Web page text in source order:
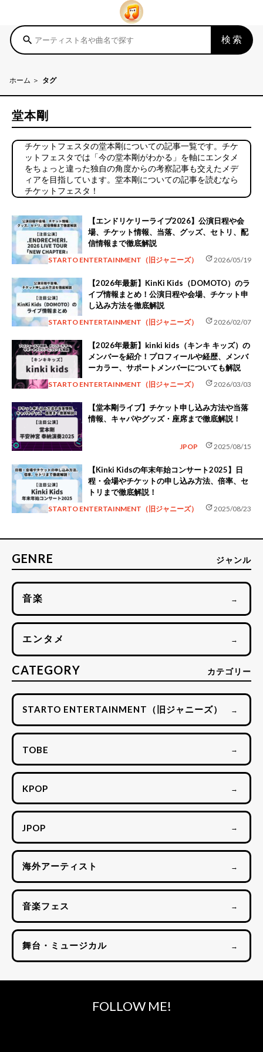
search 検索
ホーム タグ
堂本剛
チケットフェスタの堂本剛についての記事一覧です。チケ
ットフェスタでは「今の堂本剛がわかる」を軸にエンタメ
をちょっと違った独自の角度からの考察記事も交えたメデ
ィアを目指しています。堂本剛についての記事を読むなら
チケットフェスタ！
【エンドリケリーライブ2026】公演日程や会
場、チケット情報、当落、グッズ、セトリ、配
信情報まで徹底解説
STARTO ENTERTAINMENT（旧ジャニーズ） update2026/05/19
【2026年最新】KinKi Kids（DOMOTO）のラ
イブ情報まとめ！公演日程や会場、チケット申
し込み方法を徹底解説
STARTO ENTERTAINMENT（旧ジャニーズ） update2026/02/07
【2026年最新】kinki kids（キンキ キッズ）の
メンバーを紹介！プロフィールや経歴、メンバ
ーカラー、サポートメンバーについても解説
STARTO ENTERTAINMENT（旧ジャニーズ） update2026/03/03
【堂本剛ライブ】チケット申し込み方法や当落
情報、キャパやグッズ・座席まで徹底解説！
JPOP update2025/08/15
【Kinki Kidsの年末年始コンサート2025】日
程・会場やチケットの申し込み方法、倍率、セ
トリまで徹底解説！
STARTO ENTERTAINMENT（旧ジャニーズ） update2025/08/23
GENRE ジャンル
音楽 →
エンタメ →
CATEGORY カテゴリー
STARTO ENTERTAINMENT（旧ジャニーズ） →
TOBE →
KPOP →
JPOP →
海外アーティスト →
音楽フェス →
舞台・ミュージカル →
FOLLOW ME!